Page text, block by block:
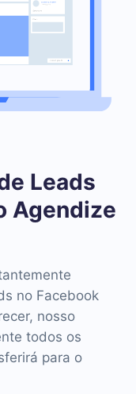
Leads
Agendize
no Facebook
nosso
todos os
para o